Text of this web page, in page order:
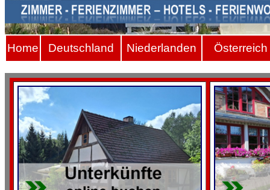
Home Deutschland Niederlanden Österreich